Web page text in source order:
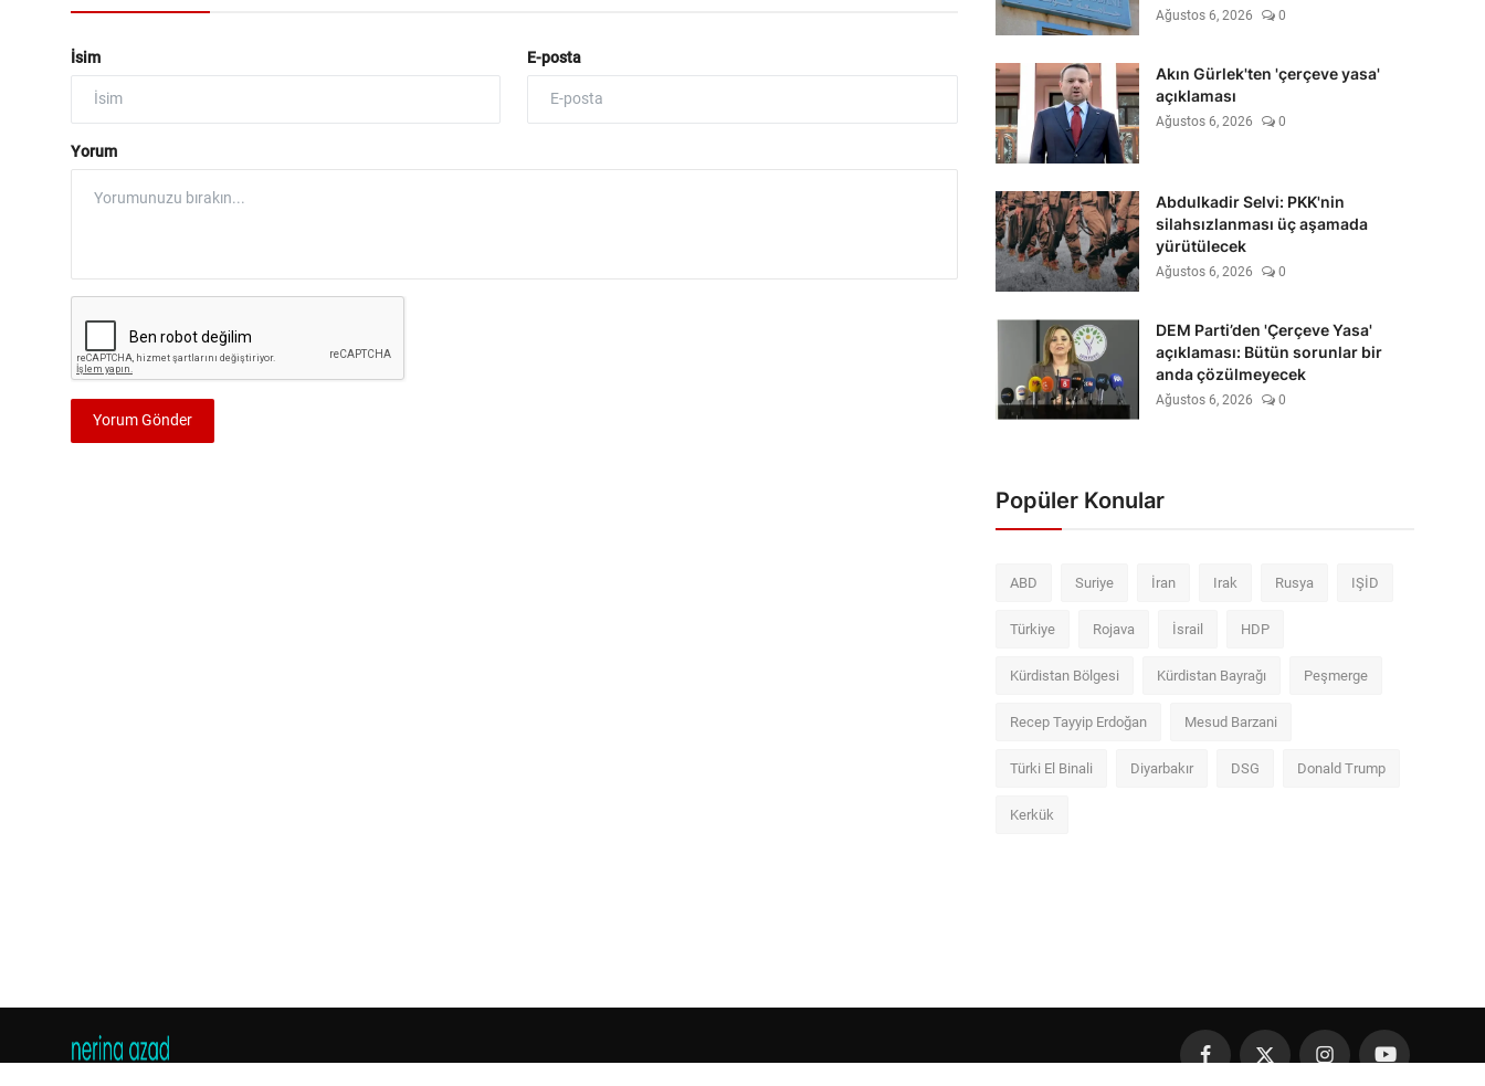
İsim E-posta
Yorum
Yorum Gönder
Ağustos 6, 2026 0
Akın Gürlek'ten 'çerçeve yasa'
açıklaması
Ağustos 6, 2026 0
Abdulkadir Selvi: PKK'nin
silahsızlanması üç aşamada
yürütülecek
Ağustos 6, 2026 0
DEM Parti’den 'Çerçeve Yasa'
açıklaması: Bütün sorunlar bir
anda çözülmeyecek
Ağustos 6, 2026 0
Popüler Konular
ABD Suriye İran Irak Rusya IŞİD
Türkiye Rojava İsrail HDP
Kürdistan Bölgesi Kürdistan Bayrağı Peşmerge
Recep Tayyip Erdoğan Mesud Barzani
Türki El Binali Diyarbakır DSG Donald Trump
Kerkük